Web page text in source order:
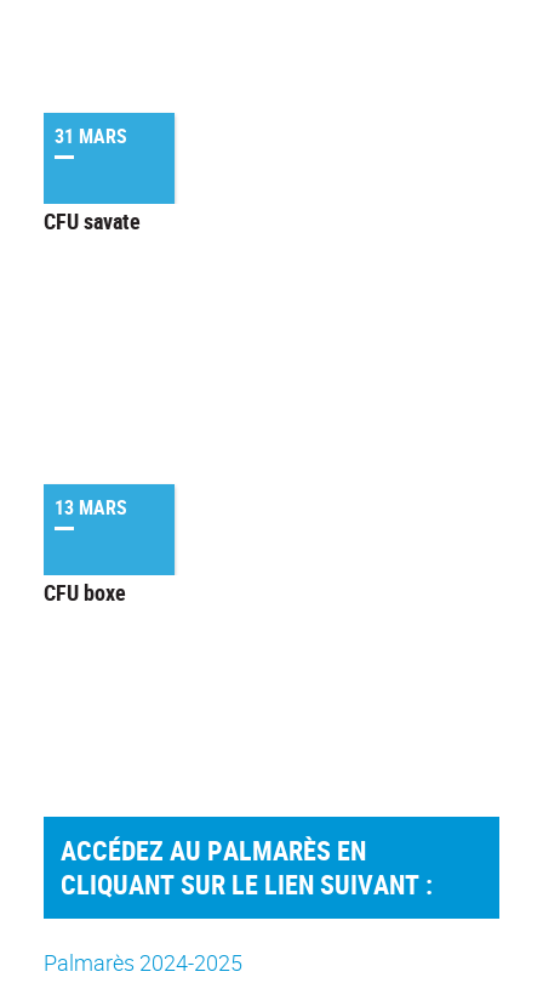
31 MARS
CFU savate
13 MARS
CFU boxe
ACCÉDEZ AU PALMARÈS EN
CLIQUANT SUR LE LIEN SUIVANT :
Palmarès 2024-2025